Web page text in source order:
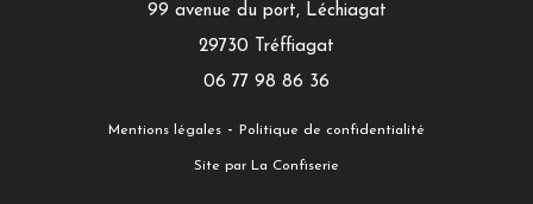
99 avenue du port, Léchiagat
29730 Tréffiagat
06 77 98 86 36
Mentions légales - Politique de confidentialité
Site par La Confiserie